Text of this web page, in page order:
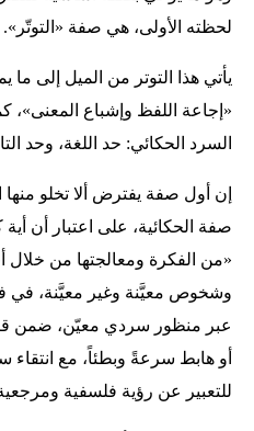
لحظته الأولى، هي صفة «التوتّر».
يأتي هذا التوتر من الميل إلى
«إجاعة اللفظ وإشباع المعنى»،
السرد الحكائي: حد اللغة، وحد
إن أول صفة يفترض ألا تخلو
صفة الحكائية، على اعتبار أن
«من الفكرة ومعالجتها من خلال
وشخوص معيَّنة وغير معيَّنة،
عبر منظور سردي معيّن، ضمن
أو هابط سرعةً وبطئاً، مع انتقاء
للتعبير عن رؤية فلسفية